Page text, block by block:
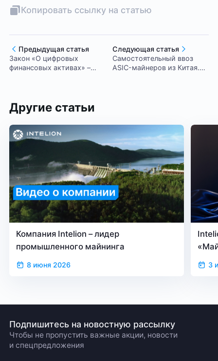
Копировать ссылку на статью
Предыдущая статья
Закон «О цифровых
финансовых активах» –
Следующая статья
Самостоятельный ввоз
ASIC-майнеров из Китая.
Другие статьи
Компания Intelion – лидер
промышленного майнинга
8 июня 2026 3
Подпишитесь на новостную рассылку
Чтобы не пропустить важные акции, новости
и спецпредложения